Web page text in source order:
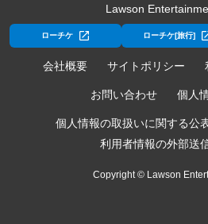
Lawson
ローチケ ローチケ[旅行]
会社概要 サイトポリシー
お問い合わせ 個人
個人情報の取扱いに関する公
利用者情報の外部送
Copyright © Lawson